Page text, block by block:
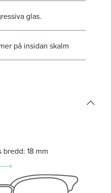
glas.
på insidan skalm
bredd: 18 mm